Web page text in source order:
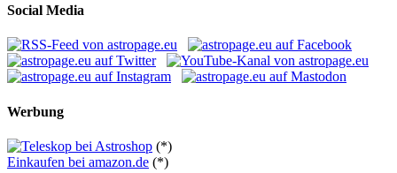
Social Media
Werbung
(*)
Einkaufen bei amazon.de (*)